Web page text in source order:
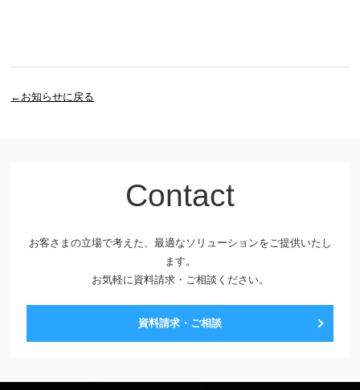
←お知らせに戻る
Contact
お客さまの立場で考えた、最適なソリューションをご提供いたし
ます。
お気軽に資料請求・ご相談ください。
資料請求・ご相談